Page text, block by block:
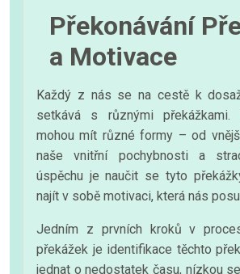
Překonávání
a Motivace
Každý z nás se na cestě k
setkává s různými překážkami.
mohou mít různé formy – od
naše vnitřní pochybnosti a
úspěchu je naučit se tyto
najít v sobě motivaci, která nás
Jedním z prvních kroků v
překážek je identifikace těchto
jednat o nedostatek času, nízkou